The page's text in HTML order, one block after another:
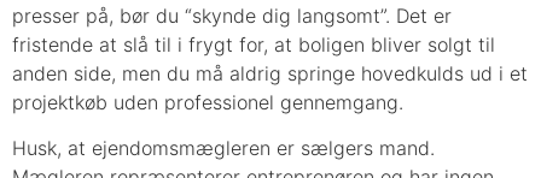
presser på, bør du “skynde dig langsomt”. Det er
fristende at slå til i frygt for, at boligen bliver solgt til
anden side, men du må aldrig springe hovedkulds ud i et
projektkøb uden professionel gennemgang.
Husk, at ejendomsmægleren er sælgers mand.